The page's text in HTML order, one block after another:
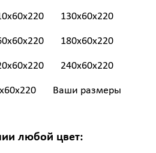
130x60x220
180x60x220
240x60x220
Ваши размеры
любой цвет: